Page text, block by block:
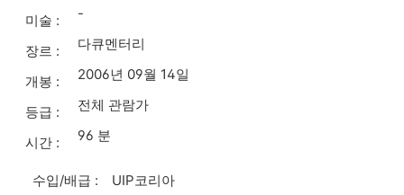
미술 : -
장르 : 다큐멘터리
개봉 : 2006년 09월 14일
등급 : 전체 관람가
시간 : 96 분
수입/배급 :
UIP코리아